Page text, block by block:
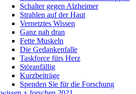
Schalter gegen Alzheimer
Strahlen auf der Haut
Vernetztes Wissen
Ganz nah dran
Fette Muskeln
Die Gedankenfalle
Taskforce fürs Herz
Störanfällig
Kurzbeiträge
Spenden Sie für die Forschung